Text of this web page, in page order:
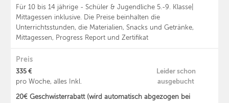
Für 10 bis 14 jährige - Schüler & Jugendliche 5.-9. Klasse|
Mittagessen inklusive. Die Preise beinhalten die
Unterrichtsstunden, die Materialien, Snacks und Getränke,
Mittagessen, Progress Report und Zertifikat
Preis
335 €
pro Woche, alles Inkl.
Leider schon
ausgebucht
20€ Geschwisterrabatt (wird automatisch abgezogen bei